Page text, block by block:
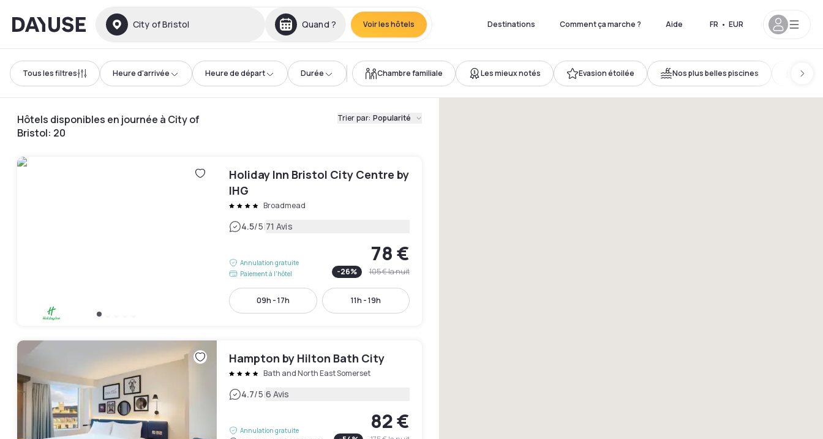
Dayuse City of Bristol Quand ? Voir les hôtels Destinations Comment ça marche ? Aide FR • EUR
Tous les filtres Heure d'arrivée Heure de départ Durée Chambre familiale Les mieux notés Evasion étoilée Nos plus belles piscines
Hôtels disponibles en journée à City of
Bristol: 20
Trier par: Popularité
Holiday Inn Bristol City Centre by
IHG
Broadmead
4.5/5|71 Avis
Annulation gratuite
Paiement à l'hôtel
78 €
-26% 105 €la nuit
09h - 17h 11h - 19h
Hampton by Hilton Bath City
Bath and North East Somerset
4.7/5|6 Avis
Annulation gratuite
82 €